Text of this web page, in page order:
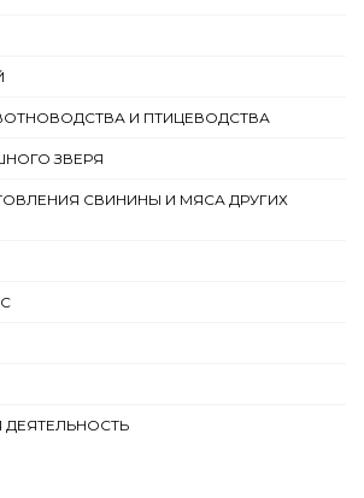
И ПТИЦЕВОДСТВА
ЗВЕРЯ
СВИНИНЫ И МЯСА ДРУГИХ